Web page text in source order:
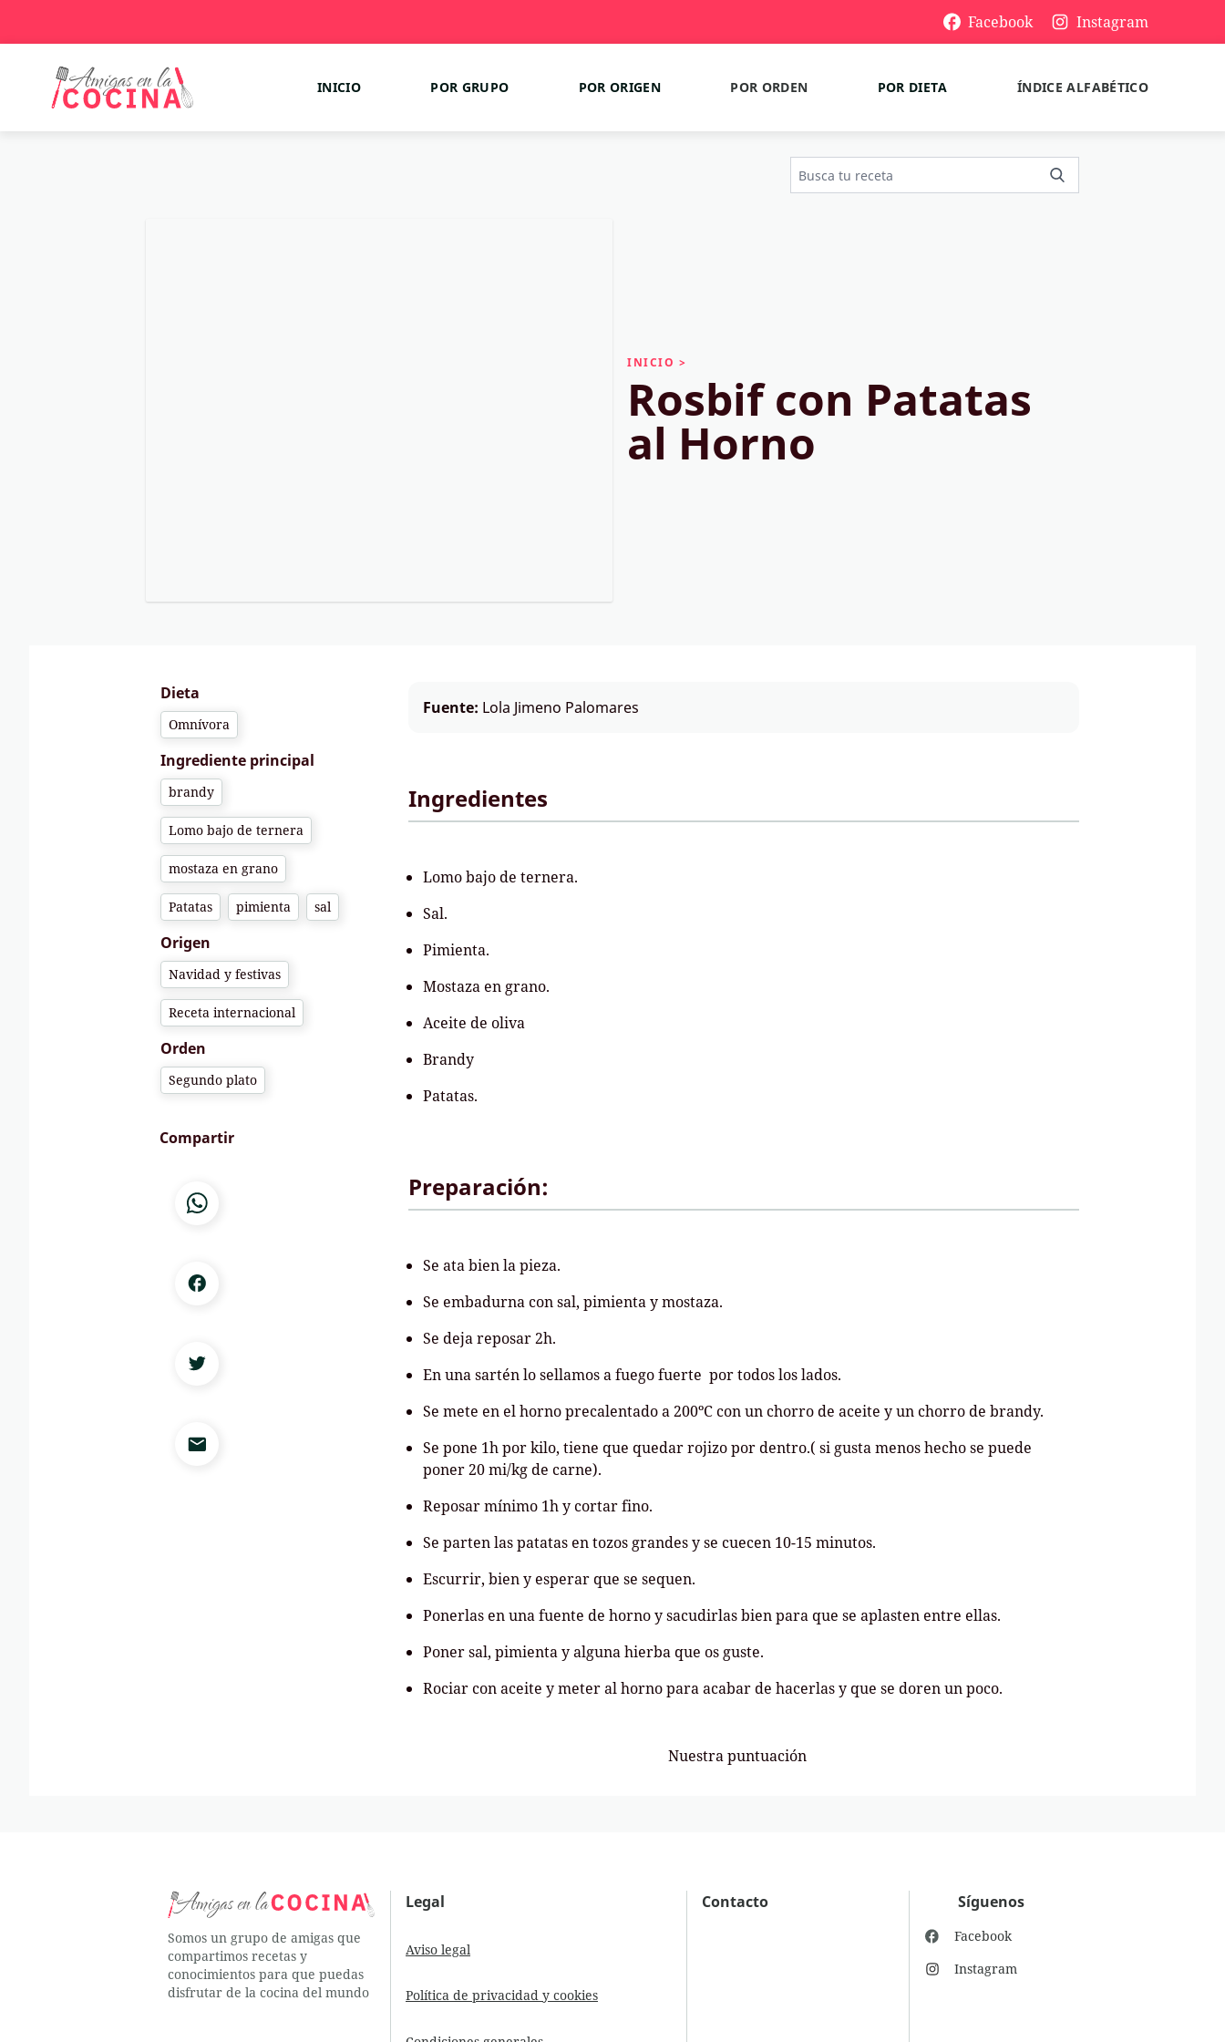
Facebook Instagram
INICIO POR GRUPO POR ORIGEN POR ORDEN POR DIETA ÍNDICE ALFABÉTICO
INICIO >
Rosbif con Patatas
al Horno
Dieta
Omnívora
Ingrediente principal
brandy
Lomo bajo de ternera
mostaza en grano
Patatas pimienta sal
Origen
Navidad y festivas
Receta internacional
Orden
Segundo plato
Compartir
Fuente: Lola Jimeno Palomares
Ingredientes
Lomo bajo de ternera.
Sal.
Pimienta.
Mostaza en grano.
Aceite de oliva
Brandy
Patatas.
Preparación:
Se ata bien la pieza.
Se embadurna con sal, pimienta y mostaza.
Se deja reposar 2h.
En una sartén lo sellamos a fuego fuerte por todos los lados.
Se mete en el horno precalentado a 200ºC con un chorro de aceite y un chorro de brandy.
Se pone 1h por kilo, tiene que quedar rojizo por dentro.( si gusta menos hecho se puede
poner 20 mi/kg de carne).
Reposar mínimo 1h y cortar fino.
Se parten las patatas en tozos grandes y se cuecen 10-15 minutos.
Escurrir, bien y esperar que se sequen.
Ponerlas en una fuente de horno y sacudirlas bien para que se aplasten entre ellas.
Poner sal, pimienta y alguna hierba que os guste.
Rociar con aceite y meter al horno para acabar de hacerlas y que se doren un poco.
Nuestra puntuación
Somos un grupo de amigas que
compartimos recetas y
conocimientos para que puedas
disfrutar de la cocina del mundo
Legal
Aviso legal
Política de privacidad y cookies
Contacto Síguenos
Facebook
Instagram